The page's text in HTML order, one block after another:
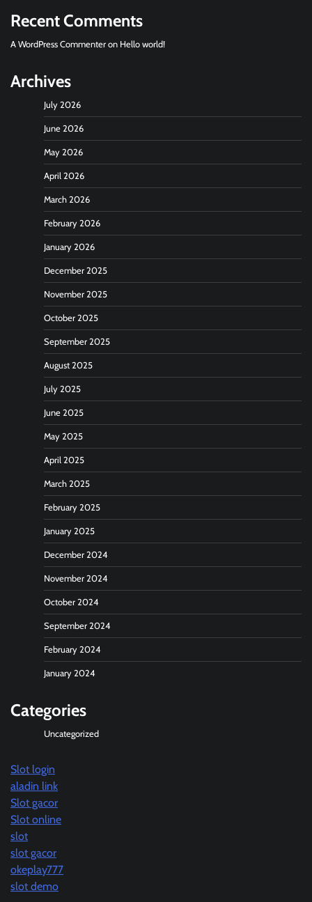
Recent Comments
A WordPress Commenter on Hello world!
Archives
July 2026
June 2026
May 2026
April 2026
March 2026
February 2026
January 2026
December 2025
November 2025
October 2025
September 2025
August 2025
July 2025
June 2025
May 2025
April 2025
March 2025
February 2025
January 2025
December 2024
November 2024
October 2024
September 2024
February 2024
January 2024
Categories
Uncategorized
Slot login
aladin link
Slot gacor
Slot online
slot
slot gacor
okeplay777
slot demo